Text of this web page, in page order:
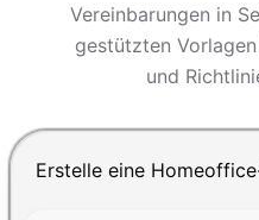
ANMELDEN
KOSTENLOS TESTEN
Vereinbarungen in
gestützten
und
Drücke Enter zum